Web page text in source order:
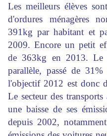
Les meilleurs élèves
d'ordures ménagères
391kg par habitant et
2009. Encore un petit
de 363kg en 2013. Le
parallèle, passé de
l'objectif 2012 est donc
Le secteur des
une baisse de ses
depuis 2002,